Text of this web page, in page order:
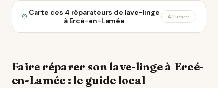
Carte des 4 réparateurs de lave-linge
à Ercé-en-Lamée
Afficher
Faire réparer son lave-linge à Ercé-
en-Lamée : le guide local